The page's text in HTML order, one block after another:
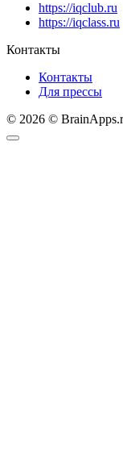
https://iqclub.ru
https://iqclass.ru
Контакты
Контакты
Для прессы
© 2026 ©